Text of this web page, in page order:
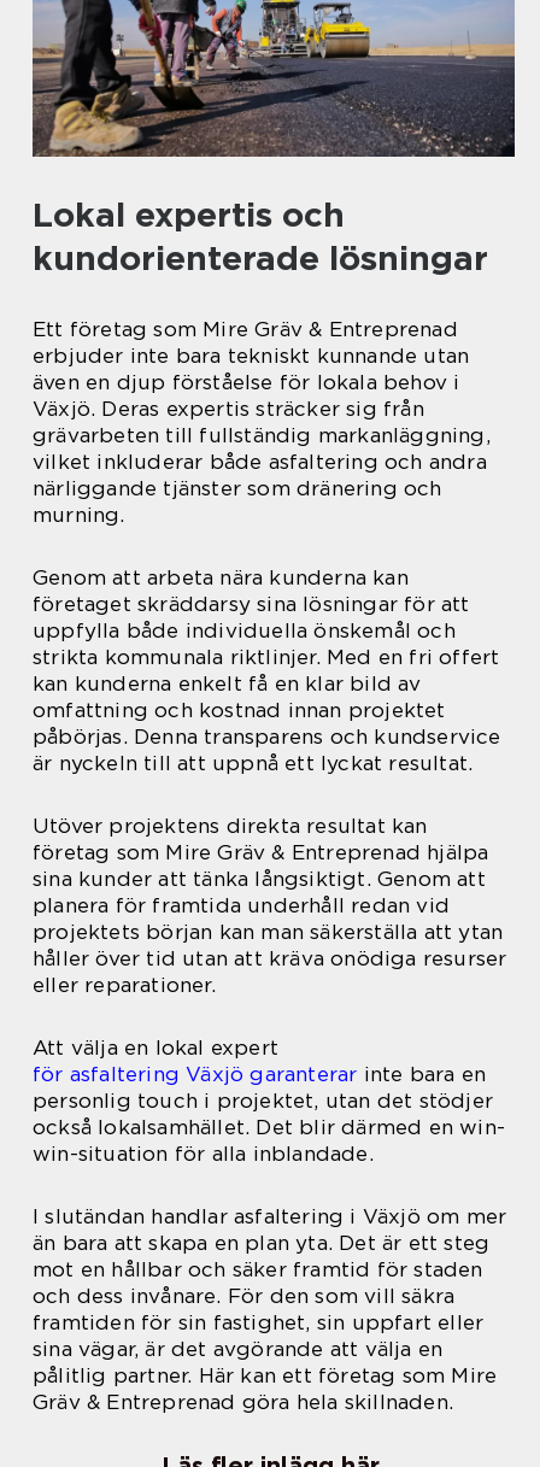
Lokal expertis och
kundorienterade lösningar
Ett företag som Mire Gräv & Entreprenad
erbjuder inte bara tekniskt kunnande utan
även en djup förståelse för lokala behov i
Växjö. Deras expertis sträcker sig från
grävarbeten till fullständig markanläggning,
vilket inkluderar både asfaltering och andra
närliggande tjänster som dränering och
murning.
Genom att arbeta nära kunderna kan
företaget skräddarsy sina lösningar för att
uppfylla både individuella önskemål och
strikta kommunala riktlinjer. Med en fri offert
kan kunderna enkelt få en klar bild av
omfattning och kostnad innan projektet
påbörjas. Denna transparens och kundservice
är nyckeln till att uppnå ett lyckat resultat.
Utöver projektens direkta resultat kan
företag som Mire Gräv & Entreprenad hjälpa
sina kunder att tänka långsiktigt. Genom att
planera för framtida underhåll redan vid
projektets början kan man säkerställa att ytan
håller över tid utan att kräva onödiga resurser
eller reparationer.
Att välja en lokal expert
för asfaltering Växjö garanterar inte bara en
personlig touch i projektet, utan det stödjer
också lokalsamhället. Det blir därmed en win-
win-situation för alla inblandade.
I slutändan handlar asfaltering i Växjö om mer
än bara att skapa en plan yta. Det är ett steg
mot en hållbar och säker framtid för staden
och dess invånare. För den som vill säkra
framtiden för sin fastighet, sin uppfart eller
sina vägar, är det avgörande att välja en
pålitlig partner. Här kan ett företag som Mire
Gräv & Entreprenad göra hela skillnaden.